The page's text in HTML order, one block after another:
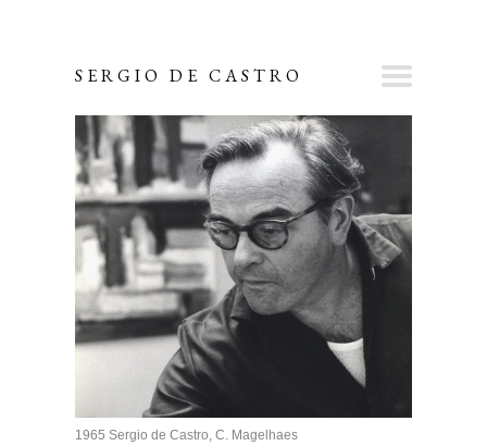
SERGIO DE CASTRO
1965 Sergio de Castro, C. Magelhaes